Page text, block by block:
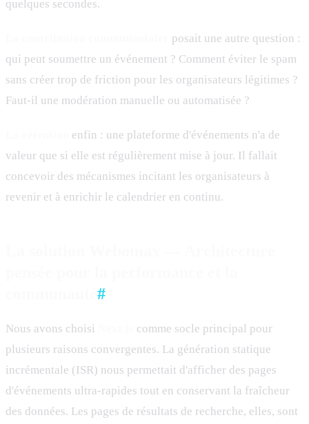
quelques secondes.
posait une autre question :
qui peut soumettre un événement ? Comment éviter le spam
sans créer trop de friction pour les organisateurs légitimes ?
Faut-il une modération manuelle ou automatisée ?
enfin : une plateforme d'événements n'a de
valeur que si elle est régulièrement mise à jour. Il fallait
concevoir des mécanismes incitant les organisateurs à
revenir et à enrichir le calendrier en continu.
#
Nous avons choisi
comme socle principal pour
plusieurs raisons convergentes. La génération statique
incrémentale (ISR) nous permettait d'afficher des pages
d'événements ultra-rapides tout en conservant la fraîcheur
des données. Les pages de résultats de recherche, elles, sont